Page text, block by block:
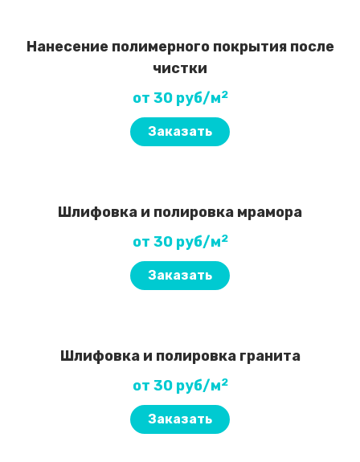
Нанесение полимерного покрытия после
чистки
от 30 руб/м2
Заказать
Шлифовка и полировка мрамора
от 30 руб/м2
Заказать
Шлифовка и полировка гранита
от 30 руб/м2
Заказать